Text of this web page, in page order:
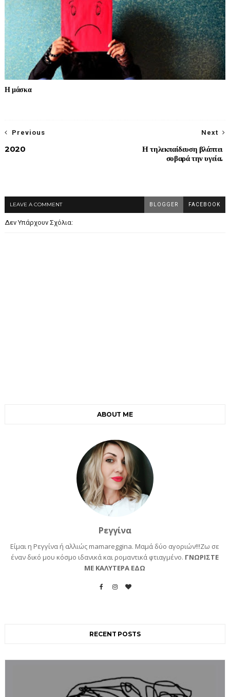
Η μάσκα
Next
Η τηλεκπαίδευση βλάπτει
σοβαρά την υγεία.
Previous
2020
LEAVE A COMMENT BLOGGER FACEBOOK
Δεν Υπάρχουν Σχόλια:
ABOUT ME
Ρεγγίνα
Είμαι η Ρεγγίνα ή αλλιώς mamareggina. Μαμά δύο αγοριών!!!Ζω σε
έναν δικό μου κόσμο ιδανικά και ρομαντικά φτιαγμένο. ΓΝΩΡΙΣΤΕ
ΜΕ ΚΑΛΥΤΕΡΑ ΕΔΩ
RECENT POSTS